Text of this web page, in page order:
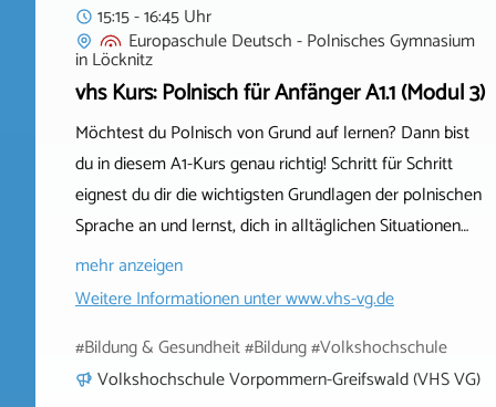
15:15 - 16:45 Uhr
Europaschule Deutsch - Polnisches Gymnasium
inLöcknitz
vhs Kurs: Polnisch für Anfänger A1.1 (Modul 3)
Möchtest du Polnisch von Grund auf lernen? Dann bist
du in diesem A1-Kurs genau richtig! Schritt für Schritt
eignest du dir die wichtigsten Grundlagen der polnischen
Sprache an und lernst, dich in alltäglichen Situationen…
mehr anzeigen
Weitere Informationen unterwww.vhs-vg.de
#Bildung & Gesundheit #Bildung #Volkshochschule
Volkshochschule Vorpommern-Greifswald (VHS VG)